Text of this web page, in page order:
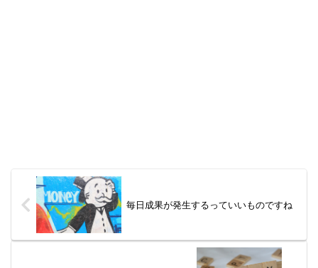
毎日成果が発生するっていいものですね